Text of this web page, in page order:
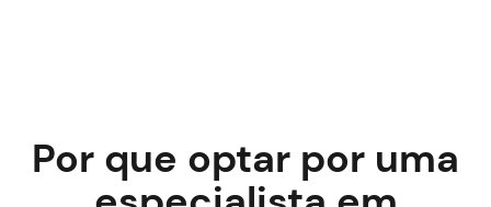
Por que optar por uma